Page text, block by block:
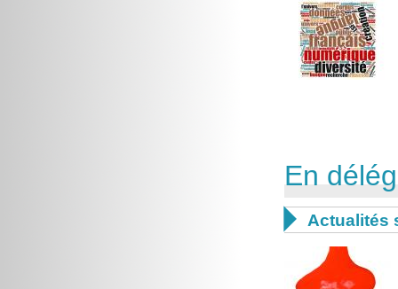
En
 Actualités